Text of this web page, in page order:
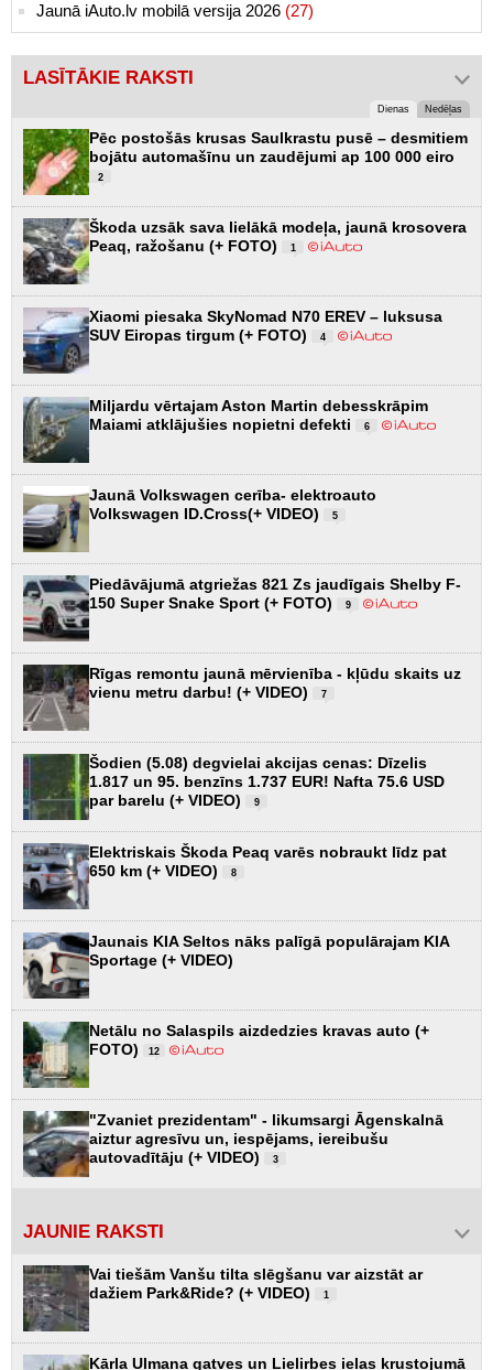
Jaunā iAuto.lv mobilā versija 2026 (27)
LASĪTĀKIE RAKSTI
Dienas Nedēļas
Pēc postošās krusas Saulkrastu pusē – desmitiem
bojātu automašīnu un zaudējumi ap 100 000 eiro
2
Škoda uzsāk sava lielākā modeļa, jaunā krosovera
Peaq, ražošanu (+ FOTO)
1
Xiaomi piesaka SkyNomad N70 EREV – luksusa
SUV Eiropas tirgum (+ FOTO)
4
Miljardu vērtajam Aston Martin debesskrāpim
Maiami atklājušies nopietni defekti
6
Jaunā Volkswagen cerība- elektroauto
Volkswagen ID.Cross(+ VIDEO)
5
Piedāvājumā atgriežas 821 Zs jaudīgais Shelby F-
150 Super Snake Sport (+ FOTO)
9
Rīgas remontu jaunā mērvienība - kļūdu skaits uz
vienu metru darbu! (+ VIDEO)
7
Šodien (5.08) degvielai akcijas cenas: Dīzelis
1.817 un 95. benzīns 1.737 EUR! Nafta 75.6 USD
par barelu (+ VIDEO)
9
Elektriskais Škoda Peaq varēs nobraukt līdz pat
650 km (+ VIDEO)
8
Jaunais KIA Seltos nāks palīgā populārajam KIA
Sportage (+ VIDEO)
Netālu no Salaspils aizdedzies kravas auto (+
FOTO)
12
"Zvaniet prezidentam" - likumsargi Āgenskalnā
aiztur agresīvu un, iespējams, iereibušu
autovadītāju (+ VIDEO)
3
JAUNIE RAKSTI
Vai tiešām Vanšu tilta slēgšanu var aizstāt ar
dažiem Park&Ride? (+ VIDEO)
1
Kārļa Ulmaņa gatves un Lielirbes ielas krustojumā